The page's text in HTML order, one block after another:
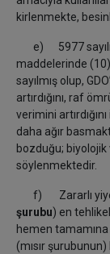
kirlenmekte,
e) 5977 sayılı
maddelerinde (10)
sayılmış olup,
artırdığını, raf
verimini
daha ağır
bozduğu;
söylenmektedir.
f) Zararlı
şurubu) en
hemen tamamına
(mısır